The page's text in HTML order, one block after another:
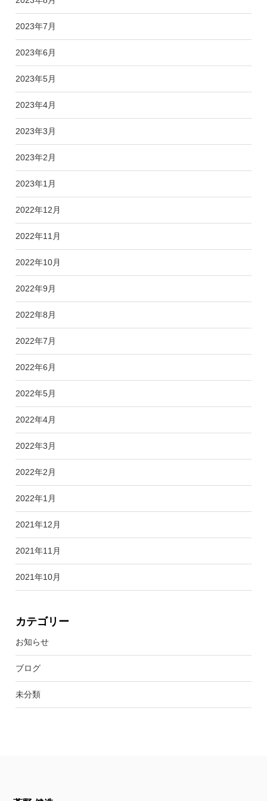
2023年7月
2023年6月
2023年5月
2023年4月
2023年3月
2023年2月
2023年1月
2022年12月
2022年11月
2022年10月
2022年9月
2022年8月
2022年7月
2022年6月
2022年5月
2022年4月
2022年3月
2022年2月
2022年1月
2021年12月
2021年11月
2021年10月
カテゴリー
お知らせ
ブログ
未分類